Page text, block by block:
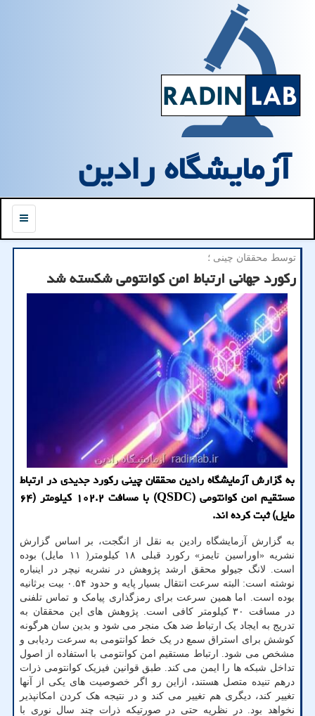
آزمایشگاه رادین
منو
توسط محققان چینی ؛
رکورد جهانی ارتباط امن کوانتومی شکسته شد
به گزارش آزمایشگاه رادین محققان چینی رکورد جدیدی در ارتباط
مستقیم امن کوانتومی (QSDC) با مسافت ۱۰۲.۲ کیلومتر (۶۴
مایل) ثبت کرده اند.
به گزارش آزمایشگاه رادین به نقل از انگجت، بر اساس گزارش
نشریه «اوراسین تایمز» رکورد قبلی ۱۸ کیلومتر( ۱۱ مایل) بوده
است. لانگ جیولو محقق ارشد پژوهش در نشریه نیچر در اینباره
نوشته است: البته سرعت انتقال بسیار پایه و حدود ۰.۵۴ بیت برثانیه
بوده است. اما همین سرعت برای رمزگذاری پیامک و تماس تلفنی
در مسافت ۳۰ کیلومتر کافی است. پژوهش های این محققان به
تدریج به ایجاد یک ارتباط ضد هک منجر می شود و بدین سان هرگونه
کوشش برای استراق سمع در یک خط کوانتومی به سرعت ردیابی و
مشخص می شود. ارتباط مستقیم امن کوانتومی با استفاده از اصول
تداخل شبکه ها را ایمن می کند. طبق قوانین فیزیک کوانتومی ذرات
درهم تنیده متصل هستند، ازاین رو اگر خصوصیت های یکی از آنها
تغییر کند، دیگری هم تغییر می کند و در نتیجه هک کردن امکانپذیر
نخواهد بود. در نظریه حتی در صورتیکه ذرات چند سال نوری با